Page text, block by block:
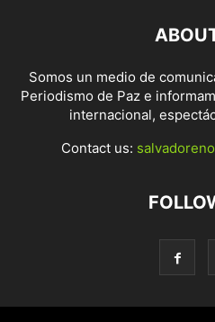
Somos un medio de
Periodismo de Paz e
internacional,
Contact us: